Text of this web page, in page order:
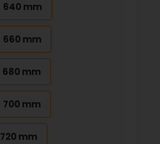
640 mm
660 mm
680 mm
700 mm
720 mm